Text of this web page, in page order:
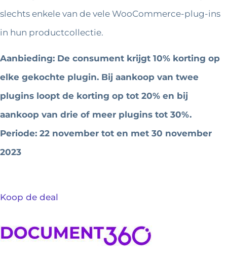
slechts enkele van de vele WooCommerce-plug-ins
in hun productcollectie.
Aanbieding: De consument krijgt 10% korting op
elke gekochte plugin. Bij aankoop van twee
plugins loopt de korting op tot 20% en bij
aankoop van drie of meer plugins tot 30%.
Periode: 22 november tot en met 30 november
2023
Koop de deal